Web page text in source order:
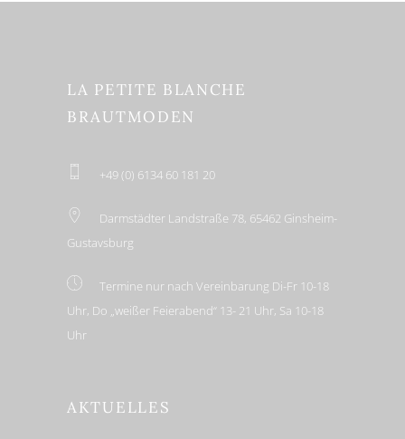
LA PETITE BLANCHE
BRAUTMODEN
+49 (0) 6134 60 181 20
Darmstädter Landstraße 78, 65462 Ginsheim-
Gustavsburg
Termine nur nach Vereinbarung Di-Fr 10-18
Uhr, Do „weißer Feierabend“ 13- 21 Uhr, Sa 10-18
Uhr
AKTUELLES